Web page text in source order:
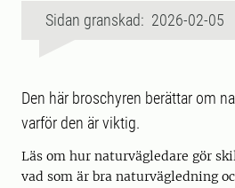
Sidan granskad: 2026-02-05
Den här broschyren berättar om
varför den är viktig.
Läs om hur naturvägledare gör
vad som är bra naturvägledning